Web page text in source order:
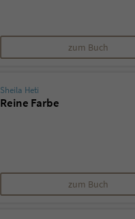
zum Buch
Sheila Heti
Reine Farbe
zum Buch